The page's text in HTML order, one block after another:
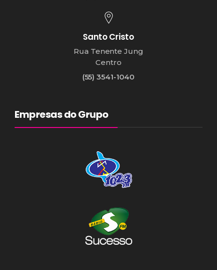
Santo Cristo
Rua Tenente Jung
Centro
(55) 3541-1040
Empresas do Grupo